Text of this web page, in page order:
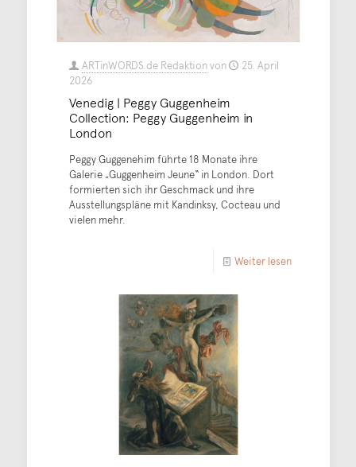
ARTinWORDS.de Redaktionvon
25. April
2026
Venedig | Peggy Guggenheim
Collection: Peggy Guggenheim in
London
Peggy Guggenehim führte 18 Monate ihre
Galerie „Guggenheim Jeune“ in London. Dort
formierten sich ihr Geschmack und ihre
Ausstellungspläne mit Kandinksy, Cocteau und
vielen mehr.
Weiter lesen